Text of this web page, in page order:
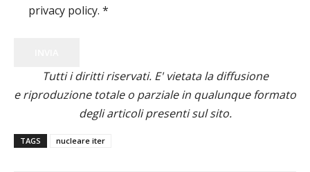
privacy policy. *
Tutti i diritti riservati. E' vietata la diffusione
e riproduzione totale o parziale in qualunque formato
degli articoli presenti sul sito.
TAGS nucleare iter